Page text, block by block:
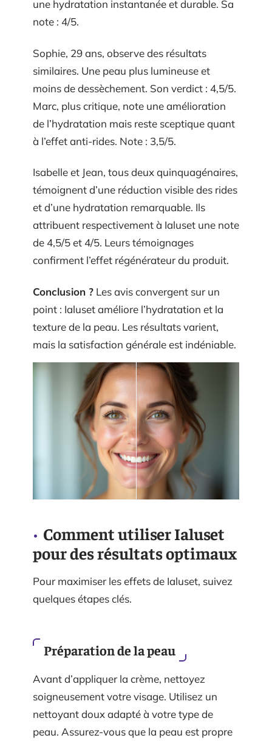
une hydratation instantanée et durable. Sa
note : 4/5.
Sophie, 29 ans, observe des résultats
similaires. Une peau plus lumineuse et
moins de dessèchement. Son verdict : 4,5/5.
Marc, plus critique, note une amélioration
de l’hydratation mais reste sceptique quant
à l’effet anti-rides. Note : 3,5/5.
Isabelle et Jean, tous deux quinquagénaires,
témoignent d’une réduction visible des rides
et d’une hydratation remarquable. Ils
attribuent respectivement à Ialuset une note
de 4,5/5 et 4/5. Leurs témoignages
confirment l’effet régénérateur du produit.
Conclusion ? Les avis convergent sur un
point : Ialuset améliore l’hydratation et la
texture de la peau. Les résultats varient,
mais la satisfaction générale est indéniable.
Comment utiliser Ialuset
pour des résultats optimaux
Pour maximiser les effets de Ialuset, suivez
quelques étapes clés.
Préparation de la peau
Avant d’appliquer la crème, nettoyez
soigneusement votre visage. Utilisez un
nettoyant doux adapté à votre type de
peau. Assurez-vous que la peau est propre